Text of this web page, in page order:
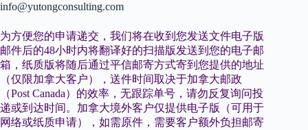
info@yutongconsulting.com
为方便您的申请递交，我们将在收到您发送文件电子版
邮件后的48小时内将翻译好的扫描版发送到您的电子邮
箱，纸质版将随后通过平信邮寄方式寄到您提供的地址
（仅限加拿大客户），送件时间取决于加拿大邮政
（Post Canada）的效率，无跟踪单号，请勿反复询问投
递或到达时间。加拿大境外客户仅提供电子版（可用于
网络或纸质申请），如需原件，需要客户额外负担邮寄